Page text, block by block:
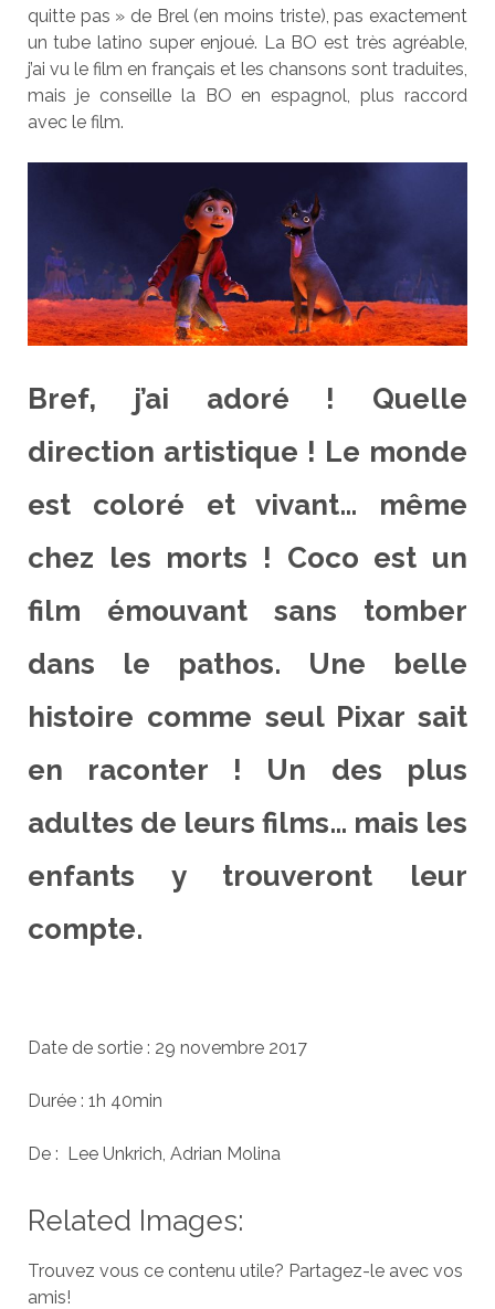
quitte pas » de Brel (en moins triste), pas exactement
un tube latino super enjoué. La BO est très agréable,
j’ai vu le film en français et les chansons sont traduites,
mais je conseille la BO en espagnol, plus raccord
avec le film.
Bref, j’ai adoré ! Quelle
direction artistique ! Le monde
est coloré et vivant… même
chez les morts ! Coco est un
film émouvant sans tomber
dans le pathos. Une belle
histoire comme seul Pixar sait
en raconter ! Un des plus
adultes de leurs films… mais les
enfants y trouveront leur
compte.
Date de sortie : 29 novembre 2017
Durée : 1h 40min
De : Lee Unkrich, Adrian Molina
Related Images:
Trouvez vous ce contenu utile? Partagez-le avec vos
amis!